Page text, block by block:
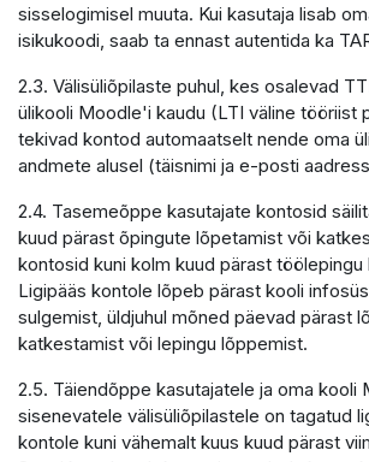
sisselogimisel muuta. Kui kasutaja lisab
isikukoodi, saab ta ennast autentida ka
2.3. Välisüliõpilaste puhul, kes osalevad
ülikooli Moodle'i kaudu (LTI väline tööriist
tekivad kontod automaatselt nende oma
andmete alusel (täisnimi ja e-posti
2.4. Tasemeõppe kasutajate kontosid
kuud pärast õpingute lõpetamist või
kontosid kuni kolm kuud pärast
Ligipääs kontole lõpeb pärast kooli
sulgemist, üldjuhul mõned päevad pärast
katkestamist või lepingu lõppemist.
2.5. Täiendõppe kasutajatele ja oma kooli
sisenevatele välisüliõpilastele on tagatud
kontole kuni vähemalt kuus kuud pärast